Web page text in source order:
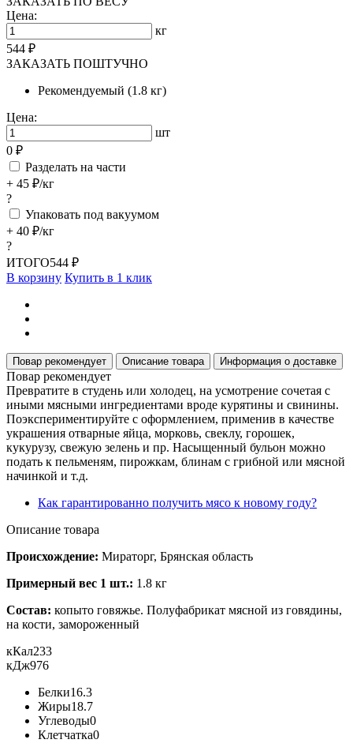
Цена:
кг
544 ₽
ЗАКАЗАТЬ ПОШТУЧНО
Рекомендуемый (1.8 кг)
Цена:
шт
0 ₽
Разделать на части
+ 45 ₽/кг
?
Упаковать под вакуумом
+ 40 ₽/кг
?
ИТОГО544 ₽
В корзину Купить в 1 клик
Повар рекомендует Описание товара Информация о доставке
Повар рекомендует
Превратите в студень или холодец, на усмотрение сочетая с
иными мясными ингредиентами вроде курятины и свинины.
Поэкспериментируйте с оформлением, применив в качестве
украшения отварные яйца, морковь, свеклу, горошек,
кукурузу, свежую зелень и пр. Насыщенный бульон можно
подать к пельменям, пирожкам, блинам с грибной или мясной
начинкой и т.д.
Как гарантированно получить мясо к новому году?
Описание товара
Происхождение: Мираторг, Брянская область
Примерный вес 1 шт.: 1.8 кг
Состав: копыто говяжье. Полуфабрикат мясной из говядины,
на кости, замороженный
кКал233
кДж976
Белки16.3
Жиры18.7
Углеводы0
Клетчатка0